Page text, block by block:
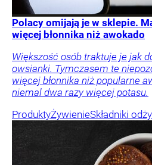
Polacy omijają je w sklepie.
więcej błonnika niż awokado
Większość osób traktuje je jak
owsianki. Tymczasem te
więcej błonnika niż popularne
niemal dwa razy więcej potasu.
ProduktyŻywienieSkładniki